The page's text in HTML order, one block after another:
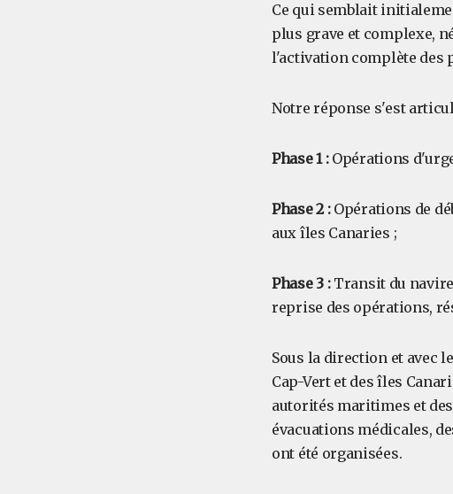
Ce qui semblait
plus grave et complexe,
l'activation complète des
Notre réponse s'est
Phase 1 :Opérations
Phase 2 :Opérations de
aux îles Canaries ;
Phase 3 :Transit du navire
reprise des opérations,
Sous la direction et avec
Cap-Vert et des îles
autorités maritimes et
évacuations médicales,
ont été organisées.